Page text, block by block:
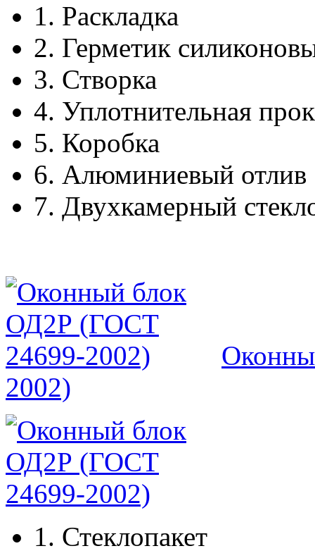
1. Раскладка
2. Герметик
3. Створка
4. Уплотнительная
5. Коробка
6. Алюминиевый отлив
7. Двухкамерный
2002)
1. Стеклопакет